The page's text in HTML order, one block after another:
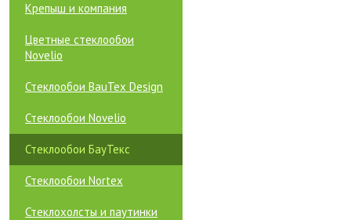
Крепыш и компания
Цветные стеклообои
Novelio
Стеклообои BauTex Design
Стеклообои Novelio
Стеклообои БауТекс
Стеклообои Nortex
Стеклохолсты и паутинки